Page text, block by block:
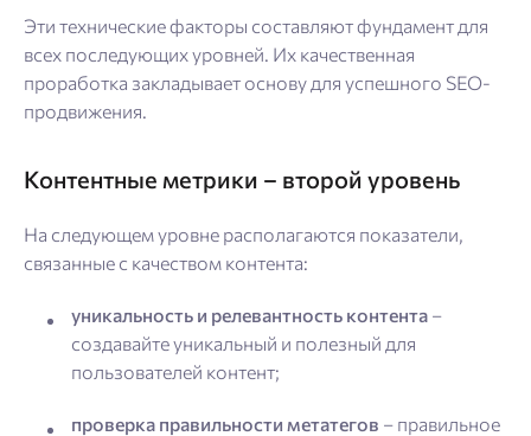
Эти технические факторы составляют фундамент для
всех последующих уровней. Их качественная
проработка закладывает основу для успешного SEO-
продвижения.
Контентные метрики – второй уровень
На следующем уровне располагаются показатели,
связанные с качеством контента:
уникальность и релевантность контента –
создавайте уникальный и полезный для
пользователей контент;
проверка правильности метатегов – правильное